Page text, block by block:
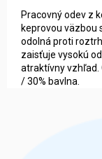
Pracovný odev z
keprovou väzbou
odolná proti
zaisťuje vysokú
atraktívny vzhľad.
/ 30% bavlna.